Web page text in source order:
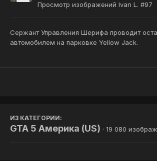
Просмотр изображений Ivan L. #97
Сержант Управления Шерифа проводит
автомобилем на парковке Yellow Jack.
ИЗ КАТЕГОРИИ:
GTA 5 Америка (US) · 19 080